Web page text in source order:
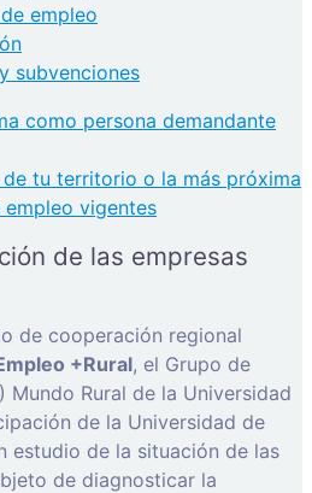
empleo
subvenciones
como persona demandante
tu territorio o la más próxima
vigentes
de las empresas
de cooperación regional
+Rural, el Grupo de
Mundo Rural de la Universidad
de la Universidad de
estudio de la situación de las
de diagnosticar la